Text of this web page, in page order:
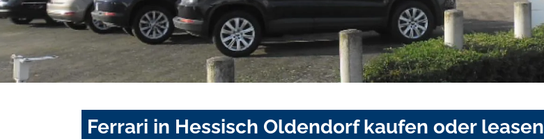
Ferrari in Hessisch Oldendorf kaufen oder leasen